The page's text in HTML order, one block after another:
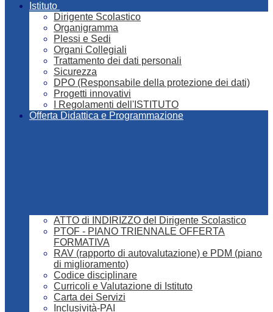
Istituto
Dirigente Scolastico
Organigramma
Plessi e Sedi
Organi Collegiali
Trattamento dei dati personali
Sicurezza
DPO (Responsabile della protezione dei dati)
Progetti innovativi
I Regolamenti dell'ISTITUTO
Offerta Didattica e Programmazione
ATTO di INDIRIZZO del Dirigente Scolastico
PTOF - PIANO TRIENNALE OFFERTA
FORMATIVA
RAV (rapporto di autovalutazione) e PDM (piano
di miglioramento)
Codice disciplinare
Curricoli e Valutazione di Istituto
Carta dei Servizi
Inclusività-PAI